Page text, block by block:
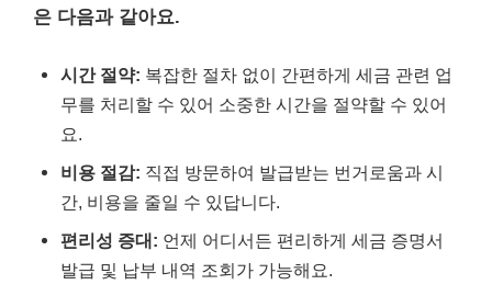
은 다음과 같아요.
시간 절약: 복잡한 절차 없이 간편하게 세금 관련 업
무를 처리할 수 있어 소중한 시간을 절약할 수 있어
요.
비용 절감: 직접 방문하여 발급받는 번거로움과 시
간, 비용을 줄일 수 있답니다.
편리성 증대: 언제 어디서든 편리하게 세금 증명서
발급 및 납부 내역 조회가 가능해요.